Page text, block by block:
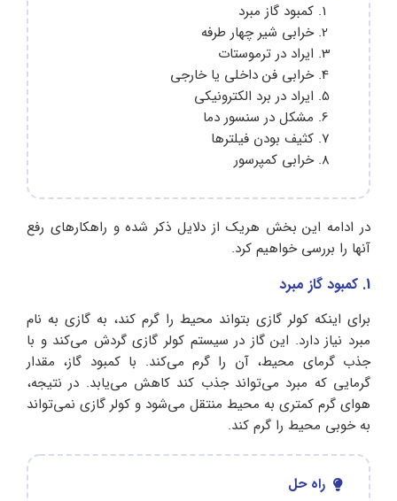
کمبود گاز مبرد
خرابی شیر چهار طرفه
ایراد در ترموستات
خرابی فن داخلی یا خارجی
ایراد در برد الکترونیکی
مشکل در سنسور دما
کثیف بودن فیلترها
خرابی کمپرسور
در ادامه این بخش هریک از دلایل ذکر شده و راهکارهای رفع
آنها را بررسی خواهیم کرد.
1. کمبود گاز مبرد
برای اینکه کولر گازی بتواند محیط را گرم کند، به گازی به نام
مبرد نیاز دارد. این گاز در سیستم کولر گازی گردش می‌کند و با
جذب گرمای محیط، آن را گرم می‌کند. با کمبود گاز، مقدار
گرمایی که مبرد می‌تواند جذب کند کاهش می‌یابد. در نتیجه،
هوای گرم کمتری به محیط منتقل می‌شود و کولر گازی نمی‌تواند
به خوبی محیط را گرم کند.
راه حل